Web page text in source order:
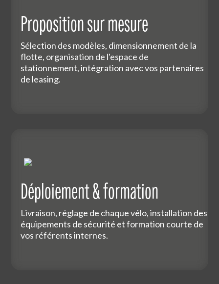
Proposition sur mesure
Sélection des modèles, dimensionnement de la
flotte, organisation de l'espace de
stationnement, intégration avec vos partenaires
de leasing.
Déploiement & formation
Livraison, réglage de chaque vélo, installation des
équipements de sécurité et formation courte de
vos référents internes.